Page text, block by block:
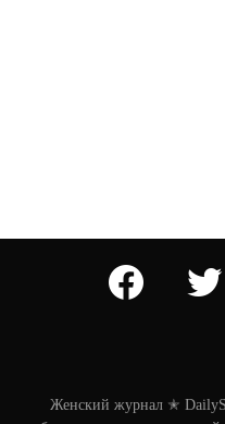
facebook
Женский журнал ✭